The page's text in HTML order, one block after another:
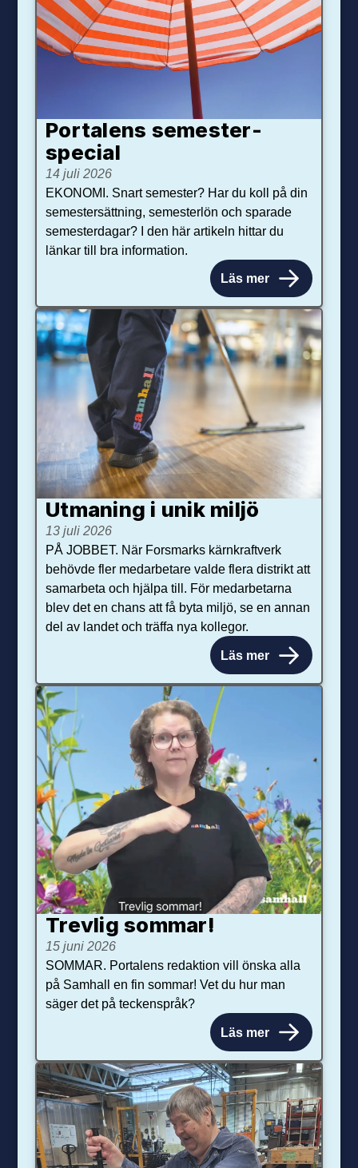
Portalens semester­
special
14 juli 2026
EKONOMI. Snart semester? Har du koll på din
semestersättning, semesterlön och sparade
semesterdagar? I den här artikeln hittar du
länkar till bra information.
Läs mer
Utmaning i unik miljö
13 juli 2026
PÅ JOBBET. När Forsmarks kärnkraftverk
behövde fler medarbetare valde flera distrikt att
samarbeta och hjälpa till. För medarbetarna
blev det en chans att få byta miljö, se en annan
del av landet och träffa nya kollegor.
Läs mer
Trevlig sommar!
15 juni 2026
SOMMAR. Portalens redaktion vill önska alla
på Samhall en fin sommar! Vet du hur man
säger det på teckenspråk?
Läs mer